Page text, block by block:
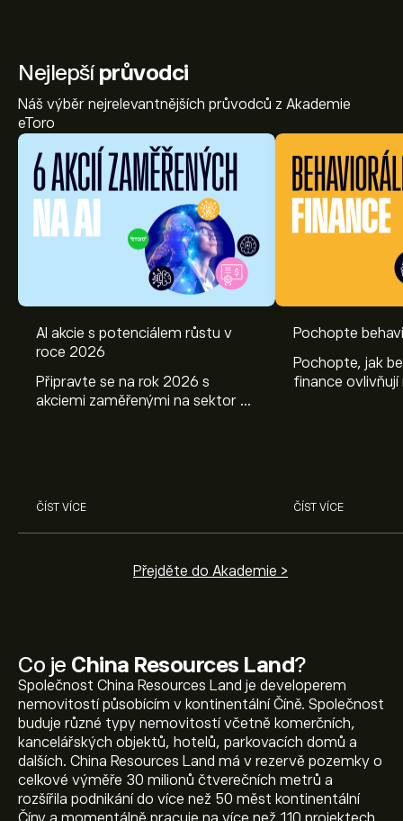
Co je China Resources Land?
Společnost China Resources Land je developerem
nemovitostí působícím v kontinentální Číně. Společnost
buduje různé typy nemovitostí včetně komerčních,
kancelářských objektů, hotelů, parkovacích domů a
dalších. China Resources Land má v rezervě pozemky o
celkové výměře 30 milionů čtverečních metrů a
rozšířila podnikání do více než 50 měst kontinentální
Nejlepšíprůvodci
Náš výběr nejrelevantnějších průvodců z Akademie
eToro
AI akcie s potenciálem růstu v
roce 2026
Připravte se na rok 2026 s
akciemi zaměřenými na sektor AI.
ČÍST VÍCE
Pochopte
Pochopte, jak
finance
ČÍST VÍCE
Přejděte do Akademie >